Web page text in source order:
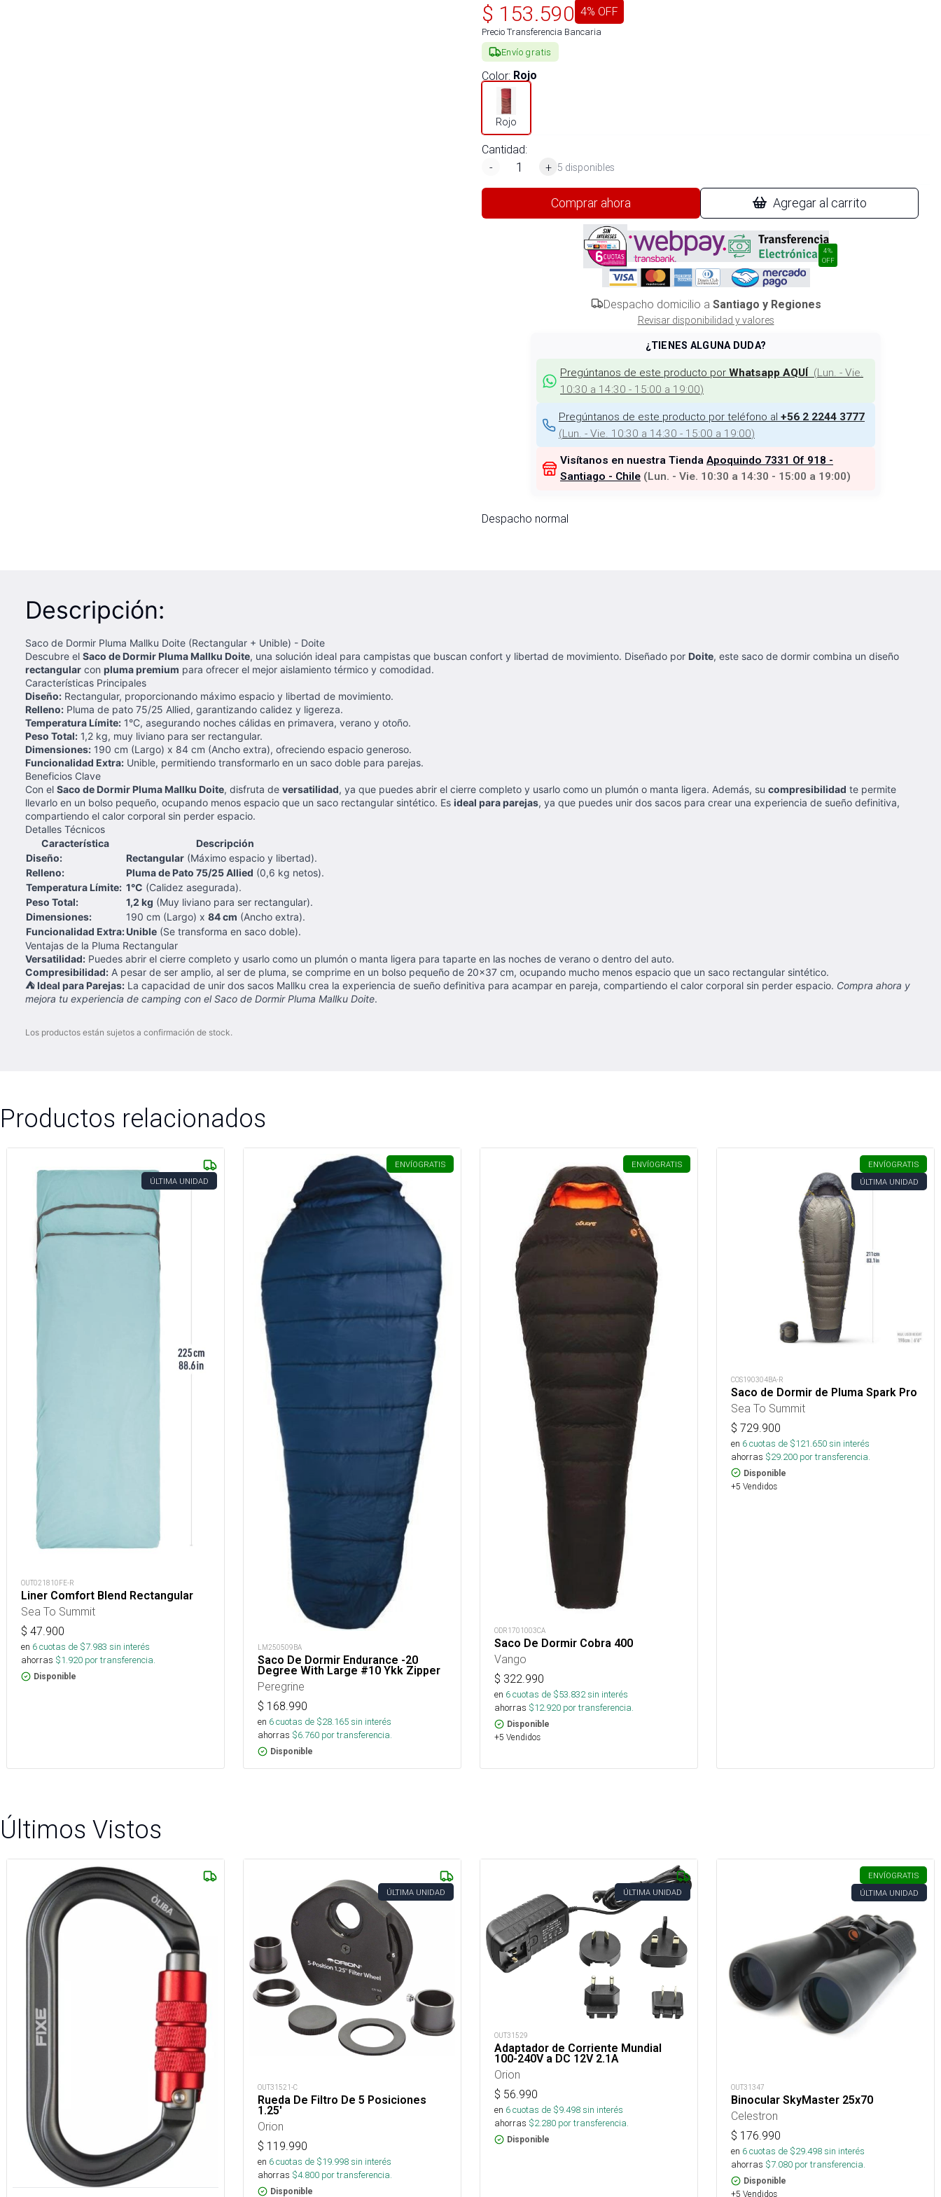
$ 153.590 4% OFF
Precio Transferencia Bancaria
Envío gratis
Color: Rojo
Rojo
Cantidad:
-
+ 5 disponibles
Comprar ahora Agregar al carrito
4%
OFF
Despacho domicilio a Santiago y Regiones
Revisar disponibilidad y valores
¿TIENES ALGUNA DUDA?
Pregúntanos de este producto por Whatsapp AQUÍ (Lun. - Vie.
10:30 a 14:30 - 15:00 a 19:00)
Pregúntanos de este producto por teléfono al +56 2 2244 3777
(Lun. - Vie. 10:30 a 14:30 - 15:00 a 19:00)
Visítanos en nuestra Tienda Apoquindo 7331 Of 918 -
Santiago - Chile (Lun. - Vie. 10:30 a 14:30 - 15:00 a 19:00)
Despacho normal
Descripción:
Saco de Dormir Pluma Mallku Doite (Rectangular + Unible) - Doite
Descubre el Saco de Dormir Pluma Mallku Doite, una solución ideal para campistas que buscan confort y libertad de movimiento. Diseñado por Doite, este saco de dormir combina un diseño
rectangular con pluma premium para ofrecer el mejor aislamiento térmico y comodidad.
Características Principales
Diseño: Rectangular, proporcionando máximo espacio y libertad de movimiento.
Relleno: Pluma de pato 75/25 Allied, garantizando calidez y ligereza.
Temperatura Límite: 1°C, asegurando noches cálidas en primavera, verano y otoño.
Peso Total: 1,2 kg, muy liviano para ser rectangular.
Dimensiones: 190 cm (Largo) x 84 cm (Ancho extra), ofreciendo espacio generoso.
Funcionalidad Extra: Unible, permitiendo transformarlo en un saco doble para parejas.
Beneficios Clave
Con el Saco de Dormir Pluma Mallku Doite, disfruta de versatilidad, ya que puedes abrir el cierre completo y usarlo como un plumón o manta ligera. Además, su compresibilidad te permite
llevarlo en un bolso pequeño, ocupando menos espacio que un saco rectangular sintético. Es ideal para parejas, ya que puedes unir dos sacos para crear una experiencia de sueño definitiva,
compartiendo el calor corporal sin perder espacio.
Detalles Técnicos
Característica
Descripción
Diseño:
Rectangular (Máximo espacio y libertad).
Relleno:
Pluma de Pato 75/25 Allied (0,6 kg netos).
Temperatura Límite: 1°C (Calidez asegurada).
Peso Total:
1,2 kg (Muy liviano para ser rectangular).
Dimensiones:
190 cm (Largo) x 84 cm (Ancho extra).
Funcionalidad Extra:Unible (Se transforma en saco doble).
Ventajas de la Pluma Rectangular
Versatilidad: Puedes abrir el cierre completo y usarlo como un plumón o manta ligera para taparte en las noches de verano o dentro del auto.
Compresibilidad: A pesar de ser amplio, al ser de pluma, se comprime en un bolso pequeño de 20x37 cm, ocupando mucho menos espacio que un saco rectangular sintético.
⛺ Ideal para Parejas: La capacidad de unir dos sacos Mallku crea la experiencia de sueño definitiva para acampar en pareja, compartiendo el calor corporal sin perder espacio. Compra ahora y
mejora tu experiencia de camping con el Saco de Dormir Pluma Mallku Doite.
Los productos están sujetos a confirmación de stock.
Productos relacionados
ÚLTIMA UNIDAD
OUT021810FE-R
Liner Comfort Blend Rectangular
Sea To Summit
$ 47.900
en 6cuotas de $7.983 sin interés
ahorras $1.920 por transferencia.
Disponible
ENVÍOGRATIS
LM250509BA
Saco De Dormir Endurance -20
Degree With Large #10 Ykk Zipper
Peregrine
$ 168.990
en 6cuotas de $28.165sin interés
ahorras $6.760 por transferencia.
Disponible
ENVÍOGRATIS
ODR1701003CA
Saco De Dormir Cobra 400
Vango
$ 322.990
en 6cuotas de $53.832sin interés
ahorras $12.920 por transferencia.
Disponible
+5 Vendidos
ENVÍOGRATIS
ÚLTIMA UNIDAD
COS190304BA-R
Saco de Dormir de Pluma Spark Pro
Sea To Summit
$ 729.900
en 6cuotas de $121.650sin interés
ahorras $29.200 por transferencia.
Disponible
+5 Vendidos
Últimos Vistos
ÚLTIMA UNIDAD
OUT31521-C
Rueda De Filtro De 5 Posiciones
1.25'
Orion
$ 119.990
en 6cuotas de $19.998sin interés
ahorras $4.800 por transferencia.
Disponible
ÚLTIMA UNIDAD
OUT31529
Adaptador de Corriente Mundial
100-240V a DC 12V 2.1A
Orion
$ 56.990
en 6cuotas de $9.498sin interés
ahorras $2.280 por transferencia.
Disponible
ENVÍOGRATIS
ÚLTIMA UNIDAD
OUT31347
Binocular SkyMaster 25x70
Celestron
$ 176.990
en 6cuotas de $29.498sin interés
ahorras $7.080 por transferencia.
Disponible
+5 Vendidos